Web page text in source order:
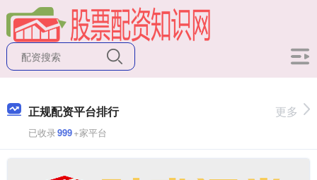
正规配资平台排行
已收录999+家平台
更多